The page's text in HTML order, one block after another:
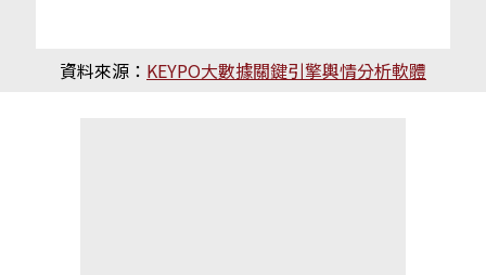
資料來源： KEYPO大數據關鍵引擎輿情分析軟體